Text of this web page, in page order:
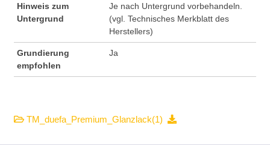
Hinweis zum
Untergrund
Je nach Untergrund vorbehandeln.
(vgl. Technisches Merkblatt des
Herstellers)
Grundierung
empfohlen
Ja
TM_duefa_Premium_Glanzlack(1)